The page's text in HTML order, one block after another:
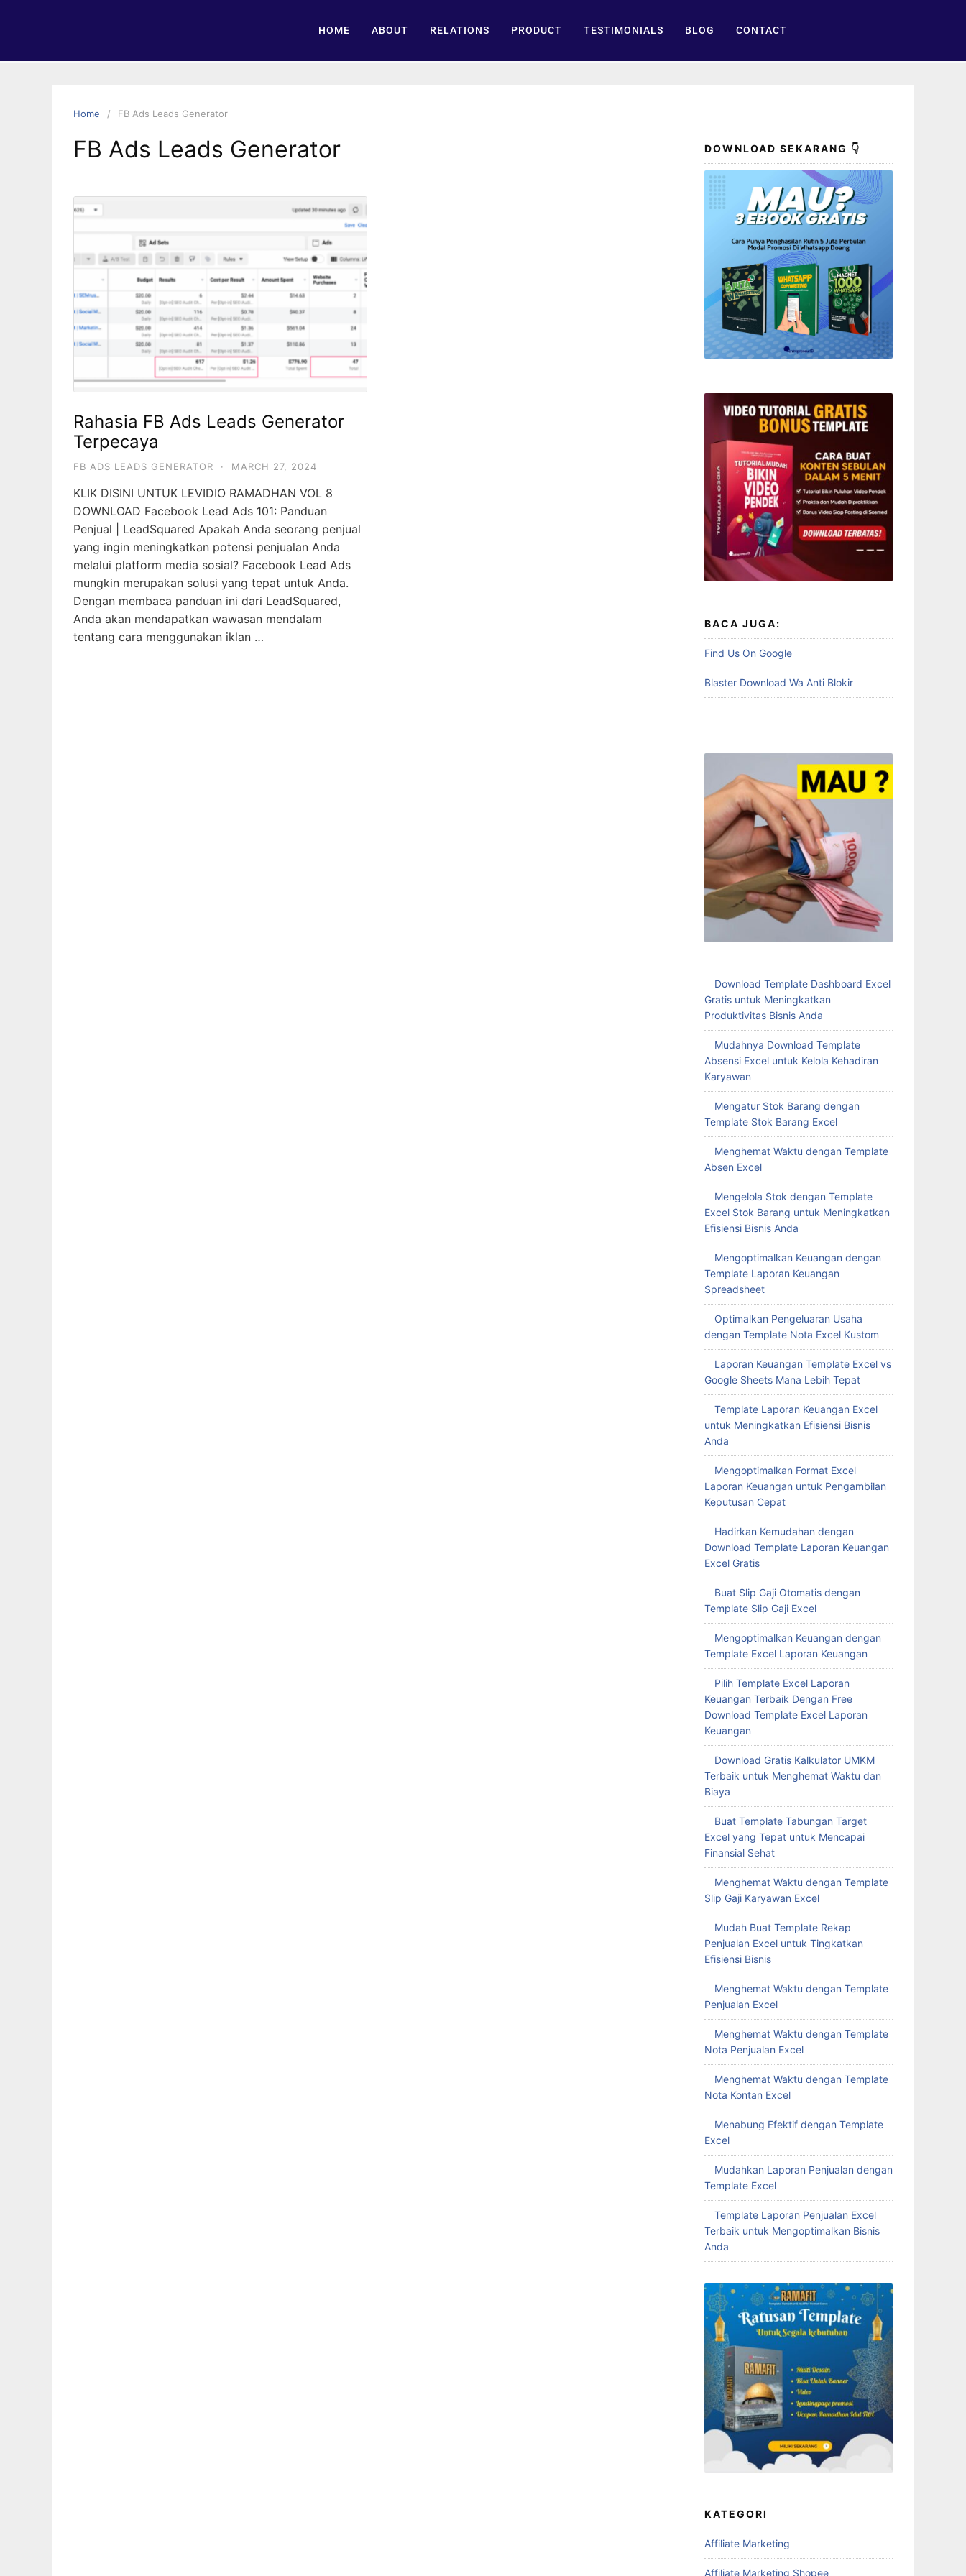
HOME ABOUT RELATIONS PRODUCT TESTIMONIALS BLOG CONTACT
Home FB Ads Leads Generator
FB Ads Leads Generator
Rahasia FB Ads Leads Generator
Terpecaya
FB ADS LEADS GENERATOR · MARCH 27, 2024
KLIK DISINI UNTUK LEVIDIO RAMADHAN VOL 8
DOWNLOAD Facebook Lead Ads 101: Panduan
Penjual | LeadSquared Apakah Anda seorang penjual
yang ingin meningkatkan potensi penjualan Anda
melalui platform media sosial? Facebook Lead Ads
mungkin merupakan solusi yang tepat untuk Anda.
Dengan membaca panduan ini dari LeadSquared,
Anda akan mendapatkan wawasan mendalam
tentang cara menggunakan iklan …
DOWNLOAD SEKARANG 👇
BACA JUGA:
Find Us On Google
Blaster Download Wa Anti Blokir
Download Template Dashboard Excel
Gratis untuk Meningkatkan
Produktivitas Bisnis Anda
Mudahnya Download Template
Absensi Excel untuk Kelola Kehadiran
Karyawan
Mengatur Stok Barang dengan
Template Stok Barang Excel
Menghemat Waktu dengan Template
Absen Excel
Mengelola Stok dengan Template
Excel Stok Barang untuk Meningkatkan
Efisiensi Bisnis Anda
Mengoptimalkan Keuangan dengan
Template Laporan Keuangan
Spreadsheet
Optimalkan Pengeluaran Usaha
dengan Template Nota Excel Kustom
Laporan Keuangan Template Excel vs
Google Sheets Mana Lebih Tepat
Template Laporan Keuangan Excel
untuk Meningkatkan Efisiensi Bisnis
Anda
Mengoptimalkan Format Excel
Laporan Keuangan untuk Pengambilan
Keputusan Cepat
Hadirkan Kemudahan dengan
Download Template Laporan Keuangan
Excel Gratis
Buat Slip Gaji Otomatis dengan
Template Slip Gaji Excel
Mengoptimalkan Keuangan dengan
Template Excel Laporan Keuangan
Pilih Template Excel Laporan
Keuangan Terbaik Dengan Free
Download Template Excel Laporan
Keuangan
Download Gratis Kalkulator UMKM
Terbaik untuk Menghemat Waktu dan
Biaya
Buat Template Tabungan Target
Excel yang Tepat untuk Mencapai
Finansial Sehat
Menghemat Waktu dengan Template
Slip Gaji Karyawan Excel
Mudah Buat Template Rekap
Penjualan Excel untuk Tingkatkan
Efisiensi Bisnis
Menghemat Waktu dengan Template
Penjualan Excel
Menghemat Waktu dengan Template
Nota Penjualan Excel
Menghemat Waktu dengan Template
Nota Kontan Excel
Menabung Efektif dengan Template
Excel
Mudahkan Laporan Penjualan dengan
Template Excel
Template Laporan Penjualan Excel
Terbaik untuk Mengoptimalkan Bisnis
Anda
KATEGORI
Affiliate Marketing
Affiliate Marketing Shopee